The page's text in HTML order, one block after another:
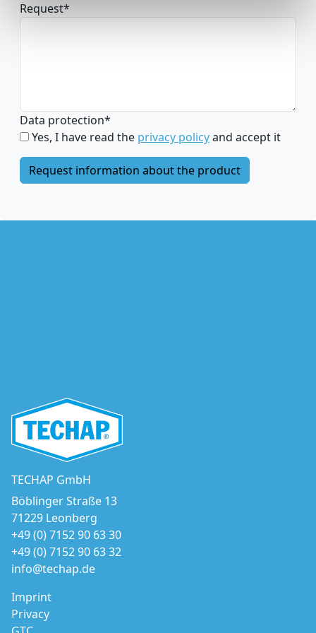
Request*
Data protection*
Yes, I have read the privacy policyand accept it
TECHAP GmbH
Böblinger Straße 13
71229 Leonberg
+49 (0) 7152 90 63 30
+49 (0) 7152 90 63 32
info@techap.de
Imprint
Privacy